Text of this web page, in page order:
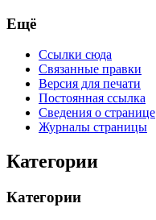
Ещё
Ссылки сюда
Связанные правки
Версия для печати
Постоянная ссылка
Сведения о странице
Журналы страницы
Категории
Категории